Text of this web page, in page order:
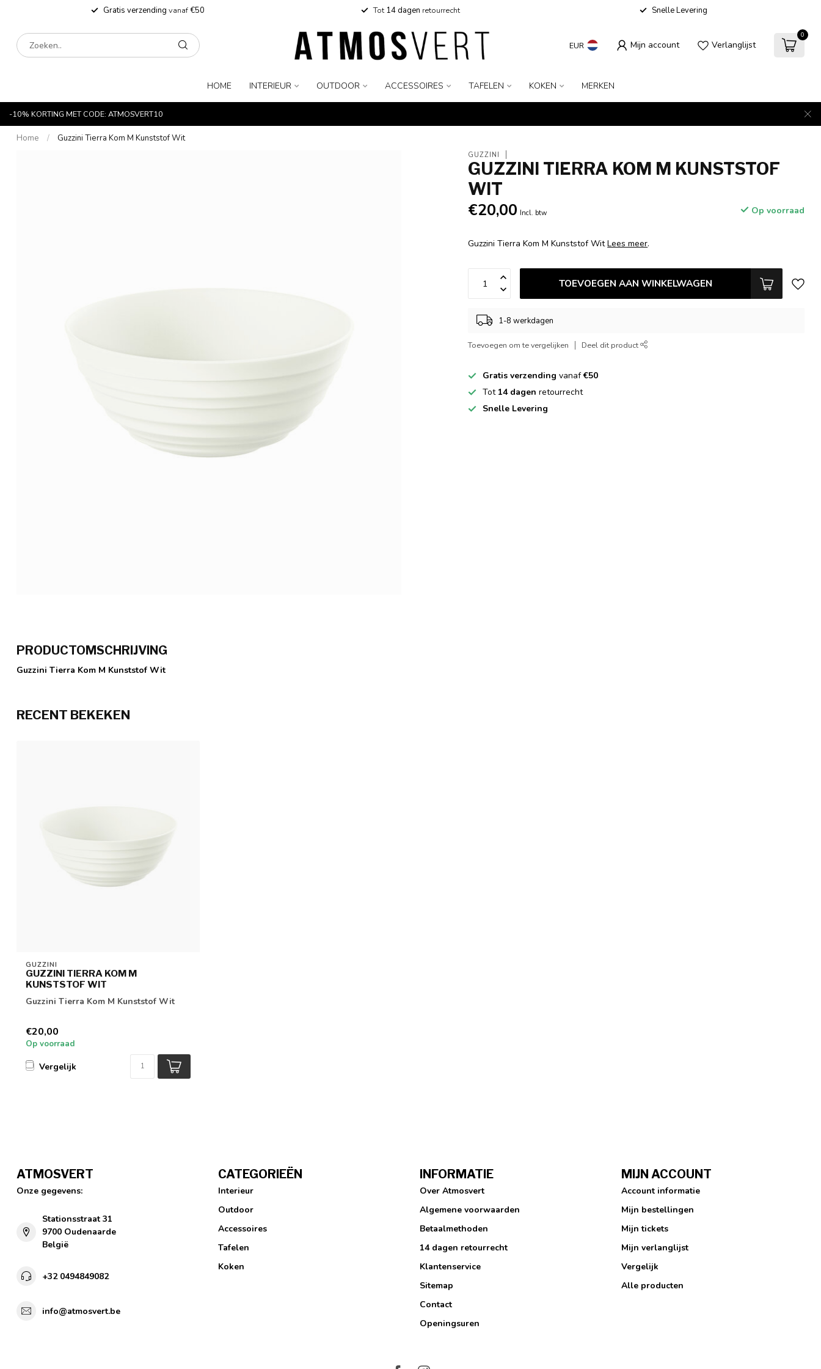
Gratis verzending vanaf€50 Tot14 dagen retourrecht Snelle Levering
EUR Mijn account Verlanglijst
0
HOME INTERIEUR OUTDOOR ACCESSOIRES TAFELEN KOKEN MERKEN
-10% KORTING MET CODE: ATMOSVERT10
Home / Guzzini Tierra Kom M Kunststof Wit
GUZZINI
GUZZINI TIERRA KOM M KUNSTSTOF
WIT
€20,00 Incl. btw Op voorraad
Guzzini Tierra Kom M Kunststof WitLees meer.
TOEVOEGEN AAN WINKELWAGEN
1-8 werkdagen
Toevoegen om te vergelijken Deel dit product
Gratis verzending vanaf€50
Tot 14 dagen retourrecht
Snelle Levering
PRODUCTOMSCHRIJVING
Guzzini Tierra Kom M Kunststof Wit
RECENT BEKEKEN
GUZZINI
GUZZINI TIERRA KOM M
KUNSTSTOF WIT
Guzzini Tierra Kom M Kunststof Wit
€20,00
Op voorraad
Vergelijk
ATMOSVERT
Onze gegevens:
Stationsstraat 31
9700 Oudenaarde
België
+32 0494849082
info@atmosvert.be
CATEGORIEËN
Interieur
Outdoor
Accessoires
Tafelen
Koken
INFORMATIE
Over Atmosvert
Algemene voorwaarden
Betaalmethoden
14 dagen retourrecht
Klantenservice
Sitemap
Contact
Openingsuren
MIJN ACCOUNT
Account informatie
Mijn bestellingen
Mijn tickets
Mijn verlanglijst
Vergelijk
Alle producten